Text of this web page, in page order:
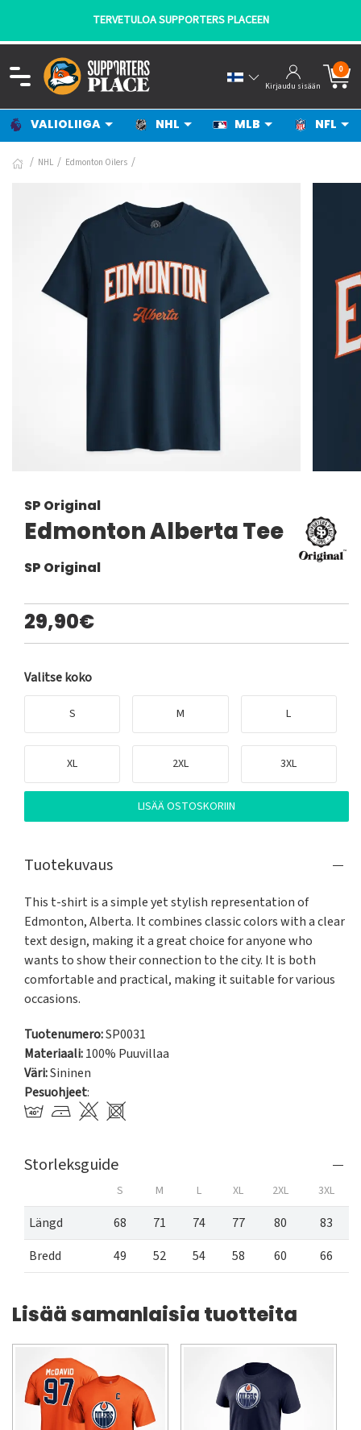
TERVETULOA SUPPORTERS PLACEEN
Kirjaudu sisään
0
VALIOLIIGA NHL MLB NFL
NHL Edmonton Oilers
SP Original
Edmonton Alberta Tee
SP Original
29,90€
Valitse koko
S M L
XL 2XL 3XL
LISÄÄ OSTOSKORIIN
Tuotekuvaus
This t-shirt is a simple yet stylish representation of
Edmonton, Alberta. It combines classic colors with a clear
text design, making it a great choice for anyone who
wants to show their connection to the city. It is both
comfortable and practical, making it suitable for various
occasions.
Tuotenumero:SP0031
Materiaali:100% Puuvillaa
Väri:Sininen
Pesuohjeet:
Storleksguide
S M L XL 2XL 3XL
Längd 68 71 74 77 80
83
Bredd
49 52 54 58 60 66
Lisää samanlaisia tuotteita